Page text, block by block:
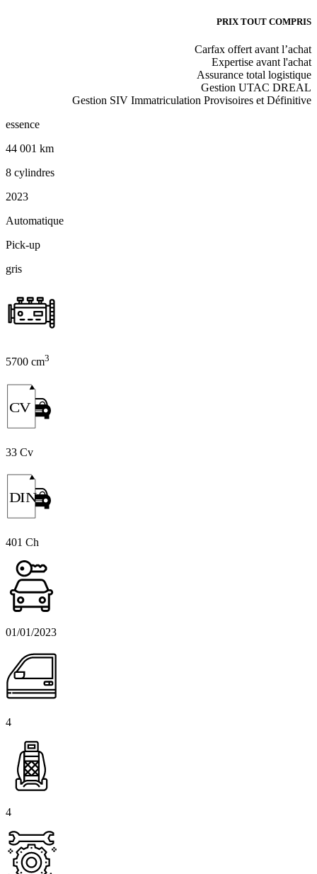
PRIX TOUT COMPRIS
Carfax offert avant l’achat
Expertise avant l'achat
Assurance total logistique
Gestion UTAC DREAL
Gestion SIV Immatriculation Provisoires et Définitive
essence
44 001 km
8 cylindres
2023
Automatique
Pick-up
gris
5700 cm3
CV
33 Cv
DIN
401 Ch
01/01/2023
4
4